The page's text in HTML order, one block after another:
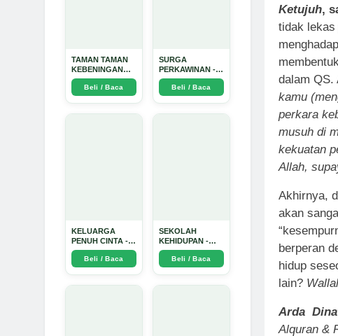
TAMAN TAMAN
KEBENINGAN
HATI - Arda
DinataBeli / Baca
SURGA
PERKAWINAN -
Arda Dinata
Beli / Baca
KELUARGA
PENUH CINTA -
Arda Dinata
Beli / Baca
SEKOLAH
KEHIDUPAN -
Arda Dinata
Beli / Baca
Ketujuh,
tidak lekas
dalam QS.
kamu
perkara
musuh di
kekuatan
Allah,
Akhirnya,
akan
berperan
hidup
lain?
Arda
Alquran &